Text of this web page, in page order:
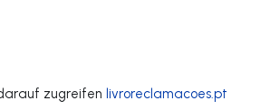
zugreifen livroreclamacoes.pt